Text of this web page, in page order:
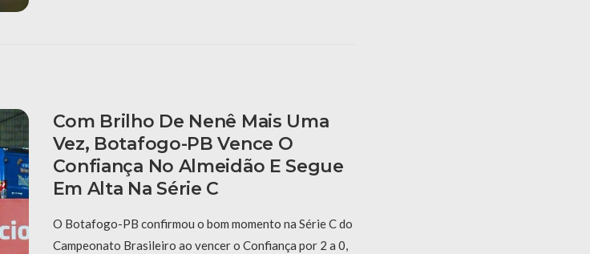
Com Brilho De Nenê Mais Uma
Vez, Botafogo-PB Vence O
Confiança No Almeidão E Segue
Em Alta Na Série C
O Botafogo-PB confirmou o bom momento na Série C do
Campeonato Brasileiro ao vencer o Confiança por 2 a 0,